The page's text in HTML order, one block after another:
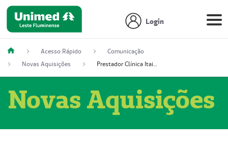
Login
Acesso Rápido
Comunicação
Novas Aquisições
Prestador Clínica Itaipú Ltda (51004348-2)
Novas Aquisições